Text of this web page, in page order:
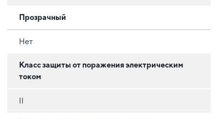
Прозрачный
Нет
Класс защиты от поражения электрическим
током